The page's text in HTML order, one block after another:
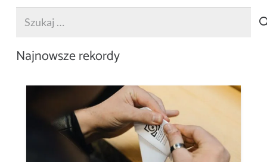
Najnowsze rekordy